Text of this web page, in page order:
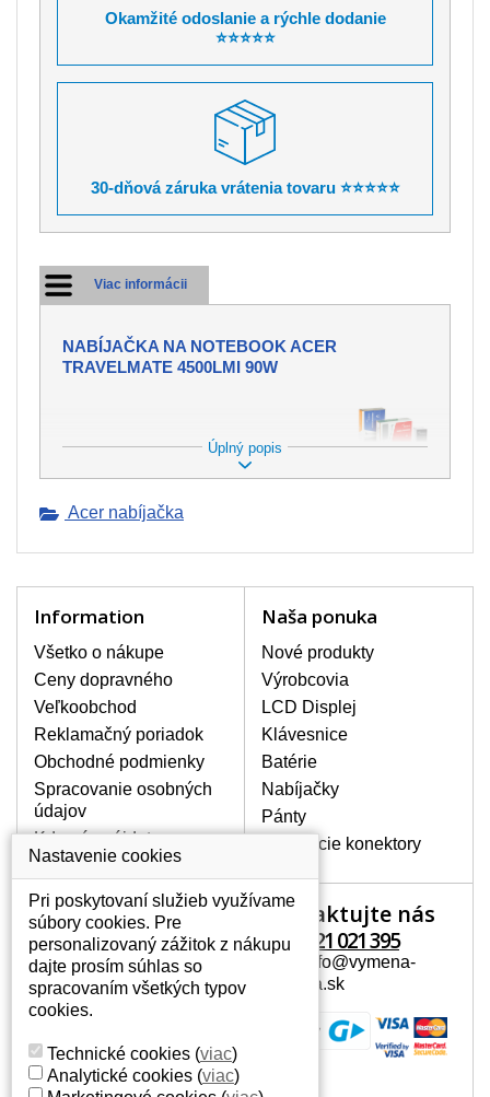
Okamžité odoslanie a rýchle dodanie
⭐⭐⭐⭐⭐
30-dňová záruka vrátenia tovaru ⭐⭐⭐⭐⭐
Viac informácii
NABÍJAČKA NA NOTEBOOK ACER
TRAVELMATE 4500LMI 90W
PONÚKAME NABÍJAČKY DO
NOTEBOOKOV.
pre dobíjanie batérie vo Vašom
poškodeniu pôvodného adaptéru.
Nie je však chybou kúpiť si aj druhý
adaptér, ktorý sa Vám môže hodiť
napr. na cesty alebo pre prácu na
pracovisku. V našom sortimente
nájdete sieťové adaptéry od všetkých
možných výrobcov notebookov.
SIEŤOVÉ ADAPTÉRY S
CERTIFIKÁTOM KVALITY.
Všetky ponúkané nabíjačky s
certifikátom kvality CE, ROHS.
Adaptéry sú vybavené feritovým
filtrom a kvalitným zabezpečením
proti prehriatiu, prepätiu a
preťaženiu.
AKO VYBRAŤ TEN SPRÁVNY?
Na našich webových stránkach nesmie
chýbať okienko vyhľadávania, vďaka
Úplný popis
Acer nabíjačka
Information
Všetko o nákupe
Ceny dopravného
Veľkoobchod
Reklamačný poriadok
Obchodné podmienky
Spracovanie osobných
údajov
Kde nás nájdete
Naša ponuka
Nové produkty
Výrobcovia
LCD Displej
Klávesnice
Batérie
Nabíjačky
Pánty
Napájacie konektory
Váš účet
Váš účet
Osobné informácie
Adresy
Kontaktujte nás
+421 221 021 395
Mail: info@vymena-
displeja.sk
Nastavenie cookies
Pri poskytovaní služieb využívame
súbory cookies. Pre
personalizovaný zážitok z nákupu
dajte prosím súhlas so
spracovaním všetkých typov
cookies.
Technické cookies (viac)
Analytické cookies (viac)